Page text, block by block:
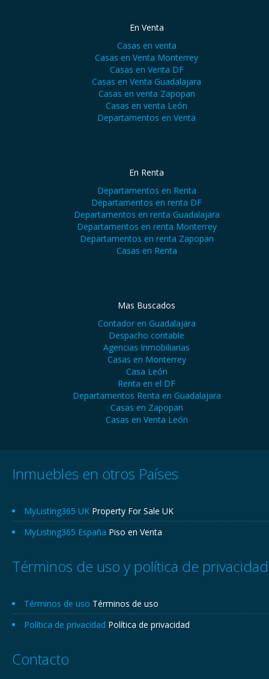
En Venta
Casas en venta
Casas en Venta Monterrey
Casas en Venta DF
Casas en Venta Guadalajara
Casas en venta Zapopan
Casas en venta León
Departamentos en Venta
En Renta
Departamentos en Renta
Departamentos en renta DF
Departamentos en renta Guadalajara
Departamentos en renta Monterrey
Departamentos en renta Zapopan
Casas en Renta
Mas Buscados
Contador en Guadalajara
Despacho contable
Agencias Inmobiliarias
Casas en Monterrey
Casa León
Renta en el DF
Departamentos Renta en Guadalajara
Casas en Zapopan
Casas en Venta León
Inmuebles en otros Países
MyListing365 UK Property For Sale UK
MyListing365 España Piso en Venta
Términos de uso y política de privacidad
Términos de uso Términos de uso
Política de privacidad Política de privacidad
Contacto